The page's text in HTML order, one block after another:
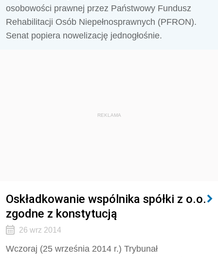
osobowości prawnej przez Państwowy Fundusz
Rehabilitacji Osób Niepełnosprawnych (PFRON).
Senat popiera nowelizację jednogłośnie.
REKLAMA
Oskładkowanie wspólnika spółki z o.o.
zgodne z konstytucją
26 wrz 2014
Wczoraj (25 września 2014 r.) Trybunał